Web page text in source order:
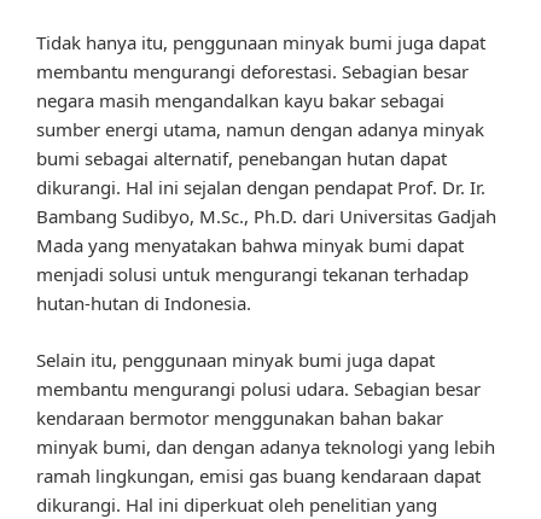
Tidak hanya itu, penggunaan minyak bumi juga dapat
membantu mengurangi deforestasi. Sebagian besar
negara masih mengandalkan kayu bakar sebagai
sumber energi utama, namun dengan adanya minyak
bumi sebagai alternatif, penebangan hutan dapat
dikurangi. Hal ini sejalan dengan pendapat Prof. Dr. Ir.
Bambang Sudibyo, M.Sc., Ph.D. dari Universitas Gadjah
Mada yang menyatakan bahwa minyak bumi dapat
menjadi solusi untuk mengurangi tekanan terhadap
hutan-hutan di Indonesia.
Selain itu, penggunaan minyak bumi juga dapat
membantu mengurangi polusi udara. Sebagian besar
kendaraan bermotor menggunakan bahan bakar
minyak bumi, dan dengan adanya teknologi yang lebih
ramah lingkungan, emisi gas buang kendaraan dapat
dikurangi. Hal ini diperkuat oleh penelitian yang